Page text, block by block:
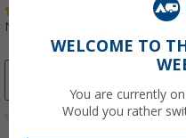
Nº de artículo 798215
WELCOME TO
You are currently
Would you rather